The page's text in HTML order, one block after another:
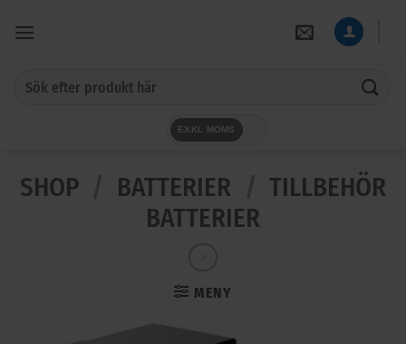
EXKL MOMS
SHOP BATTERIER
TILLBEHÖR
BATTERIER
MENY